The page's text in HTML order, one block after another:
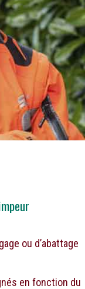
ou d’abattage
en fonction du